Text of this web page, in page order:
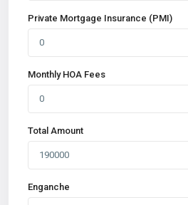
Private Mortgage Insurance (PMI)
Monthly HOA Fees
Total Amount
Enganche